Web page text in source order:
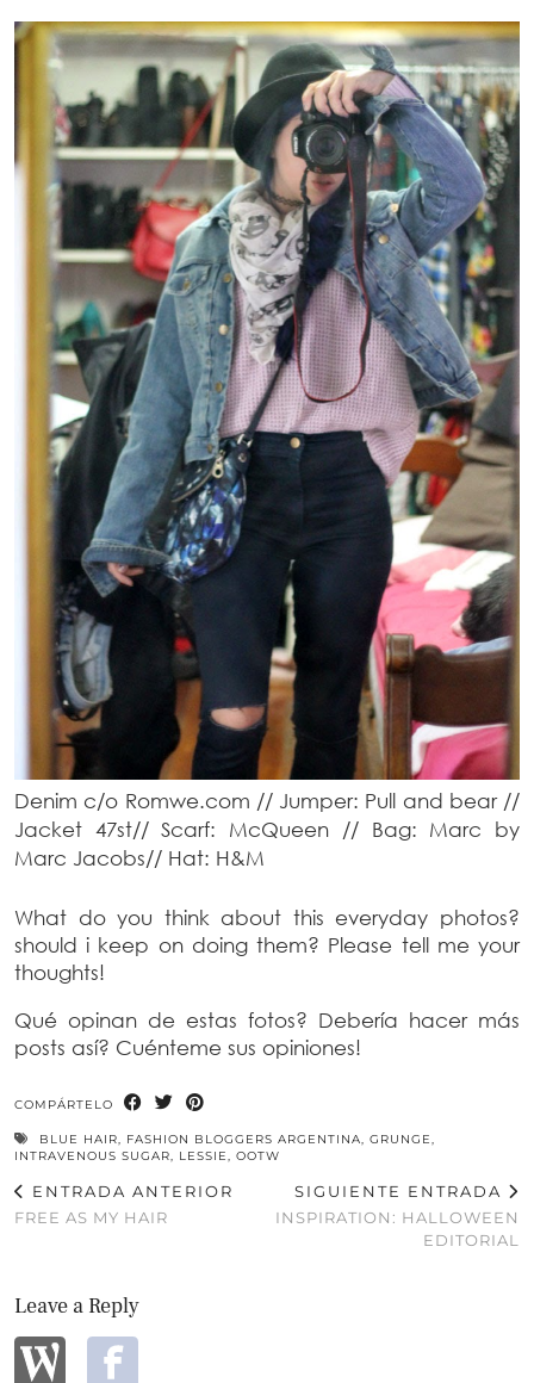
Denim c/o Romwe.com // Jumper: Pull and bear //
Jacket 47st// Scarf: McQueen // Bag: Marc by
Marc Jacobs// Hat: H&M
What do you think about this everyday photos?
should i keep on doing them? Please tell me your
thoughts!
Qué opinan de estas fotos? Debería hacer más
posts así? Cuénteme sus opiniones!
COMPÁRTELO
BLUE HAIR, FASHION BLOGGERS ARGENTINA, GRUNGE,
INTRAVENOUS SUGAR, LESSIE, OOTW
ENTRADA ANTERIOR
FREE AS MY HAIR
SIGUIENTE ENTRADA
INSPIRATION: HALLOWEEN
EDITORIAL
Leave a Reply